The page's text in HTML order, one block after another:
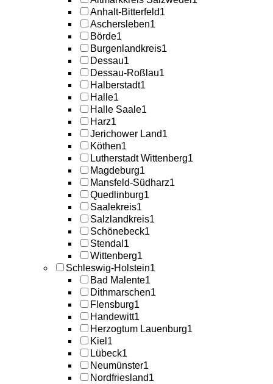
Anhalt-Bitterfeld1
Aschersleben1
Börde1
Burgenlandkreis1
Dessau1
Dessau-Roßlau1
Halberstadt1
Halle1
Halle Saale1
Harz1
Jerichower Land1
Köthen1
Lutherstadt Wittenberg1
Magdeburg1
Mansfeld-Südharz1
Quedlinburg1
Saalekreis1
Salzlandkreis1
Schönebeck1
Stendal 1
Wittenberg1
Schleswig-Holstein1
Bad Malente1
Dithmarschen1
Flensburg1
Handewitt1
Herzogtum Lauenburg1
Kiel 1
Lübeck1
Neumünster1
Nordfriesland1